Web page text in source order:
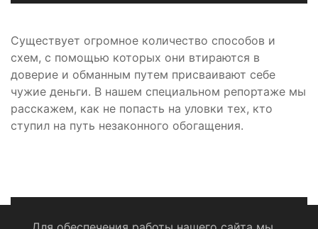
Существует огромное количество способов и
схем, с помощью которых они втираются в
доверие и обманным путем присваивают себе
чужие деньги. В нашем специальном репортаже мы
расскажем, как не попасть на уловки тех, кто
ступил на путь незаконного обогащения.